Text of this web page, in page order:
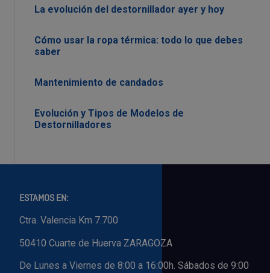
La evolución del destornillador ayer y hoy
Cómo usar la ropa térmica: todo lo que debes
saber
Mantenimiento de candados
Evolución y Tipos de Modelos de
Destornilladores
ESTAMOS EN:
Ctra. Valencia Km 7.700
50410 Cuarte de Huerva ZARAGOZA
De Lunes a Viernes de 8:00 a 16:00h. Sábados de 9:00